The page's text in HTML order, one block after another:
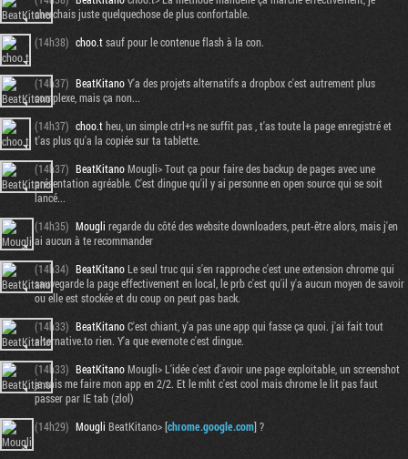
cherchais juste quelquechose de plus confortable.
(14h38) choo.tsauf pour le contenue flash à la con.
(14h37) BeatKitanoY'a des projets alternatifs a dropbox c'est autrement plus
complexe, mais ça non...
(14h37) choo.theu, un simple ctrl+s ne suffit pas , t'as toute la page enregistré et
t'as plus qu'a la copiée sur ta tablette.
(14h37) BeatKitanoMougli> Tout ça pour faire des backup de pages avec une
présentation agréable. C'est dingue qu'il y ai personne en open source qui se soit
lancé...
(14h35) Mougli regarde du côté des website downloaders, peut-être alors, mais j'en
ai aucun à te recommander
(14h34) BeatKitanoLe seul truc qui s'en rapproche c'est une extension chrome qui
sauvegarde la page effectivement en local, le prb c'est qu'il y'a aucun moyen de savoir
ou elle est stockée et du coup on peut pas back.
(14h33) BeatKitanoC'est chiant, y'a pas une app qui fasse ça quoi. j'ai fait tout
alternative.to rien. Y'a que evernote c'est dingue.
(14h33) BeatKitanoMougli> L'idée c'est d'avoir une page exploitable, un screenshot
je sais me faire mon app en 2/2. Et le mht c'est cool mais chrome le lit pas faut
passer par IE tab (zlol)
(14h29) Mougli BeatKitano> [chrome.google.com] ?